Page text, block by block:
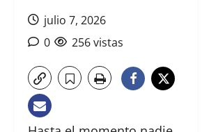
julio 7, 2026
0
256 vistas